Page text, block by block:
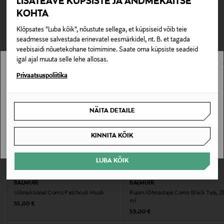
KOHTA
Klõpsates "Luba kõik", nõustute sellega, et küpsiseid võib teie
seadmesse salvestada erinevatel eesmärkidel, nt. B. et tagada
veebisaidi nõuetekohane toimimine. Saate oma küpsiste seadeid
igal ajal muuta selle lehe allosas.
Privaatsuspoliitika
NÄITA DETAILE
KINNITA KÕIK
LUBA KÕIK
177852433
Eriomadused
Ainesosat: vesi, denaturoitu alkoholi, hajuste 8 %
Lõhna intensiivsust saab reguleerida, lisades või
vähendades lõhnapulkade arvu.
Tarnimine pakiautomaati või postkontorisse
TEISED KLIENDID
VAATASID KA
BALMUIR
Lõhnaküünal Como Patchouli Musk
Original Price
55,00 €
BALMUIR
Ruumilõhnastaja Como Black Tea,
ml
Original Price
59,00 €
Stockmann pole Sinu riigis saadaval.
SAAN ARU